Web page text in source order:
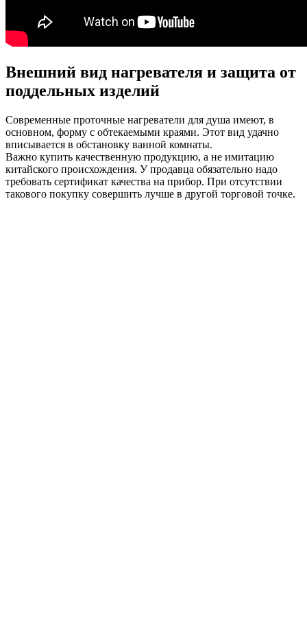
Внешний вид нагревателя и защита от
поддельных изделий
Современные проточные нагреватели для душа имеют, в
основном, форму с обтекаемыми краями. Этот вид удачно
вписывается в обстановку ванной комнаты.
Важно купить качественную продукцию, а не имитацию
китайского происхождения. У продавца обязательно надо
требовать сертификат качества на прибор. При отсутствии
такового покупку совершить лучше в другой торговой точке.